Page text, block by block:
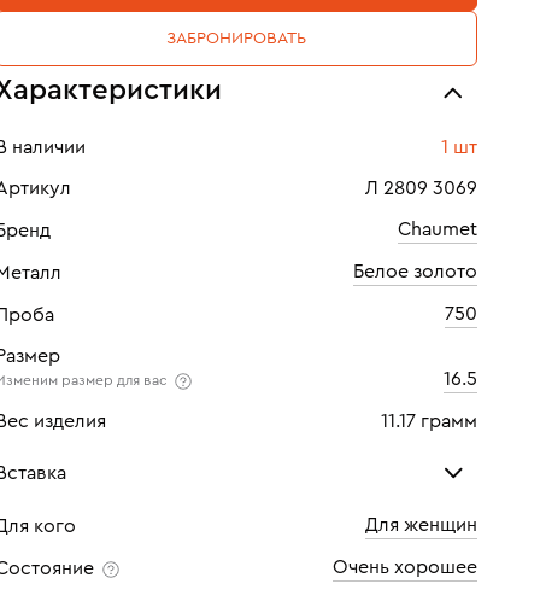
ЗАБРОНИРОВАТЬ
наличии 1 шт
Л 2809 3069
Chaumet
Белое золото
750
размер для вас 16.5
изделия 11.17 грамм
Бриллиант
Количество 6 шт
кого Для женщин
Очень хорошее